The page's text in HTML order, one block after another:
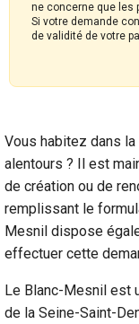
ne concerne que les
Si votre demande
de validité de votre
Vous habitez dans
alentours ? Il est
de création ou de
remplissant le
Mesnil dispose
effectuer cette
Le Blanc-Mesnil est
de la Seine-Saint-